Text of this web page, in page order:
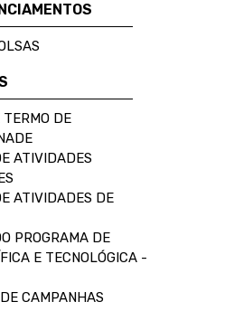
DE
ATIVIDADES
ATIVIDADES DE
PROGRAMA DE
E TECNOLÓGICA -
CAMPANHAS